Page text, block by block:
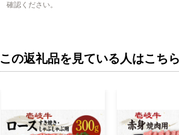
確認ください。
この返礼品を見ている人はこち